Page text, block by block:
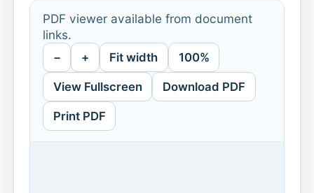
PDF viewer available from document
links.
− + Fit width 100%
View Fullscreen Download PDF
Print PDF